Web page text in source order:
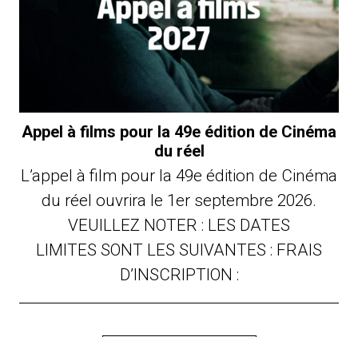
Appel à films pour la 49e édition de Cinéma
du réel
L’appel à film pour la 49e édition de Cinéma
du réel ouvrira le 1er septembre 2026.
VEUILLEZ NOTER : LES DATES
LIMITES SONT LES SUIVANTES : FRAIS
D’INSCRIPTION :